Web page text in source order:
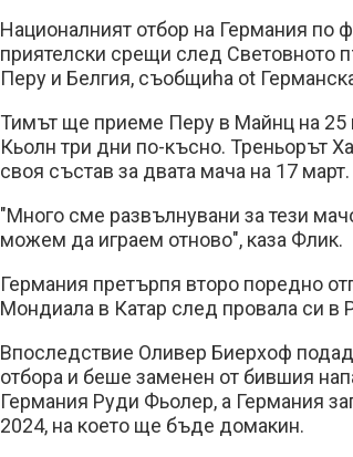
Националният отбор на Германия по
приятелски срещи след Световното
Перу и Белгия, съобщиha ot
Тимът ще приеме Перу в Майнц на
Кьолн три дни по-късно. Треньорът
своя състав за двата мача на 17 март.
"Много сме развълнувани за тези
можем да играем отново", каза Флик.
Германия претърпя второ поредно
Мондиала в Катар след провала си в
Впоследствие Оливер Биерхоф
отбора и беше заменен от бившия
Германия Руди Фьолер, а Германия
2024, на което ще бъде домакин.